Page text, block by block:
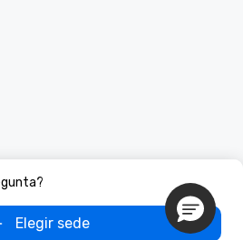
Elegir sede